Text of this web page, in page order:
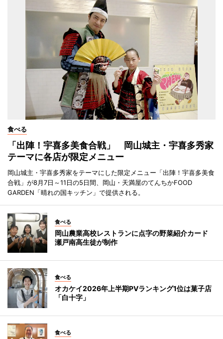
食べる
「出陣！宇喜多美食合戦」 岡山城主・宇喜多秀家
テーマに各店が限定メニュー
岡山城主・宇喜多秀家をテーマにした限定メニュー「出陣！宇喜多美食
合戦」が8月7日～11日の5日間、岡山・天満屋のてんちかFOOD
GARDEN「晴れの国キッチン」で提供される。
食べる
岡山農業高校レストランに点字の野菜紹介カード
瀬戸南高生徒が制作
食べる
オカケイ2026年上半期PVランキング1位は菓子店
「白十字」
食べる